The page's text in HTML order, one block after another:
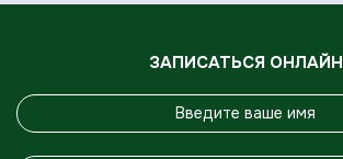
ЗАПИСАТЬСЯ ОНЛАЙН